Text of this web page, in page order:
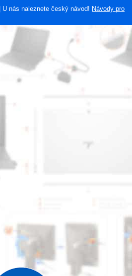
| U nás naleznete český návod! Návody pro